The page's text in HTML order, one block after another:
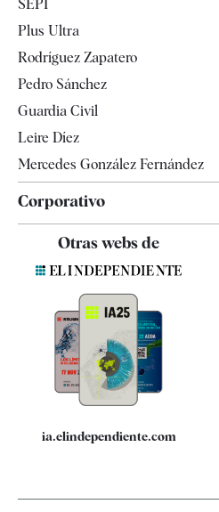
Televisión
SEPI
Plus Ultra
Rodríguez Zapatero
Pedro Sánchez
Guardia Civil
Leire Díez
Mercedes González Fernández
Corporativo
Contacto
Quiénes somos
Especificaciones
Otras webs de
ia.elindependiente.com